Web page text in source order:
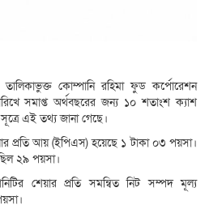
কোম্পানি রহিমা ফুড কর্পোরেশন
সমাপ্ত অর্থবছরের জন্য ১০ শতাংশ ক্যাশ
এই তথ্য জানা গেছে।
প্রতি আয় (ইপিএস) হয়েছে ১ টাকা ০৩ পয়সা।
২৯ পয়সা।
শেয়ার প্রতি সমন্বিত নিট সম্পদ মূল্য